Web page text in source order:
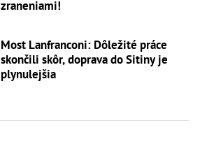
zraneniami!
Most Lanfranconi: Dôležité práce
skončili skôr, doprava do Sitiny je
plynulejšia